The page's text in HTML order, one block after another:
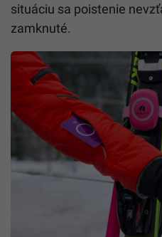
situáciu sa poistenie
zamknuté.